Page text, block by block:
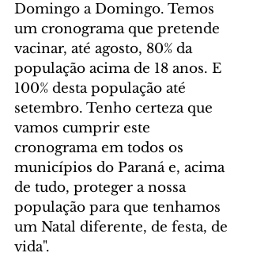
Domingo a Domingo. Temos
um cronograma que pretende
vacinar, até agosto, 80% da
população acima de 18 anos. E
100% desta população até
setembro. Tenho certeza que
vamos cumprir este
cronograma em todos os
municípios do Paraná e, acima
de tudo, proteger a nossa
população para que tenhamos
um Natal diferente, de festa, de
vida".